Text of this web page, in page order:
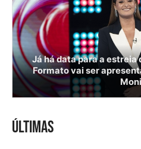
Já há data para a estreia
Formato vai ser
ÚLTIMAS